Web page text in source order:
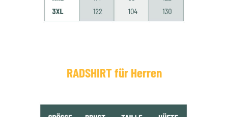
RADSHIRT für Herren